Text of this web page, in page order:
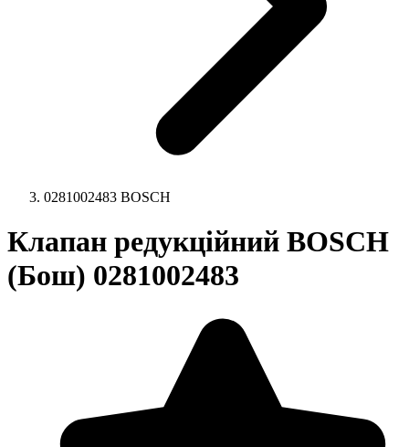
0281002483 BOSCH
Клапан редукційний BOSCH
(Бош) 0281002483